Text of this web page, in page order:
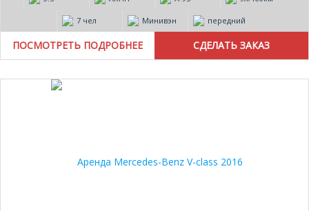
7 чел Минивэн передний
ПОСМОТРЕТЬ ПОДРОБНЕЕ